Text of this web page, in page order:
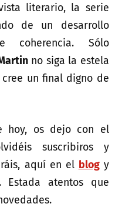
literario, la serie
de un desarrollo
coherencia. Sólo
no siga la estela
un final digno de
hoy, os dejo con el
suscribiros y
aquí en el blogy
Estada atentos que